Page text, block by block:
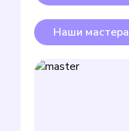
Наши мастера